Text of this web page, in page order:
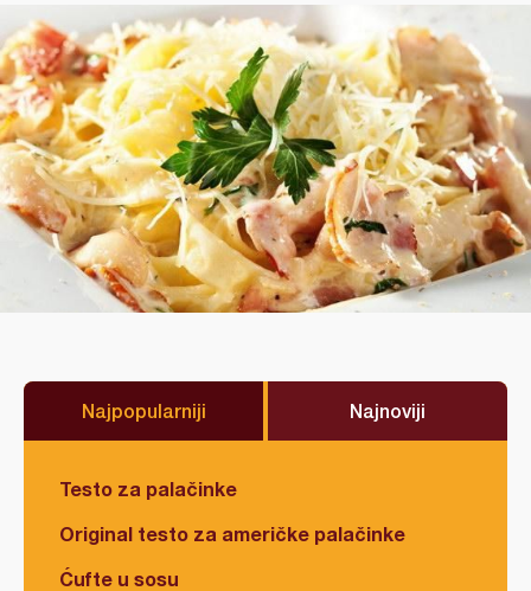
Najpopularniji Najnoviji
Testo za palačinke
Original testo za američke palačinke
Ćufte u sosu